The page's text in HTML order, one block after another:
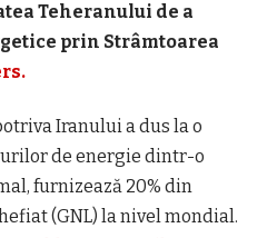
Teheranului de a
prin Strâmtoarea
Iranului a dus la o
de energie dintr-o
furnizează 20% din
(GNL) la nivel mondial.